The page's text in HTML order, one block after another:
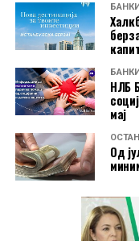
електронско и
информирање,
готовина без
Со овие
насочена кон
услуги при
банкарско
НЛБ
мај
Од